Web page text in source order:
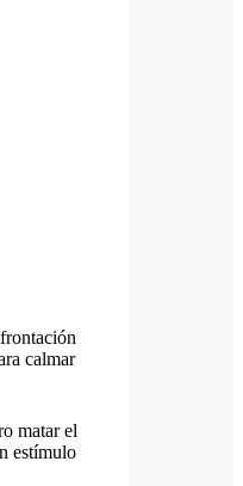
calmar
matar el
estímulo